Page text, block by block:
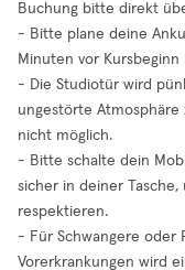
Buchung bitte direkt
- Bitte plane deine
Minuten vor Kursbeginn
- Die Studiotür wird
ungestörte Atmosphäre
nicht möglich.
- Bitte schalte dein
sicher in deiner
respektieren.
- Für Schwangere oder
Vorerkrankungen wird